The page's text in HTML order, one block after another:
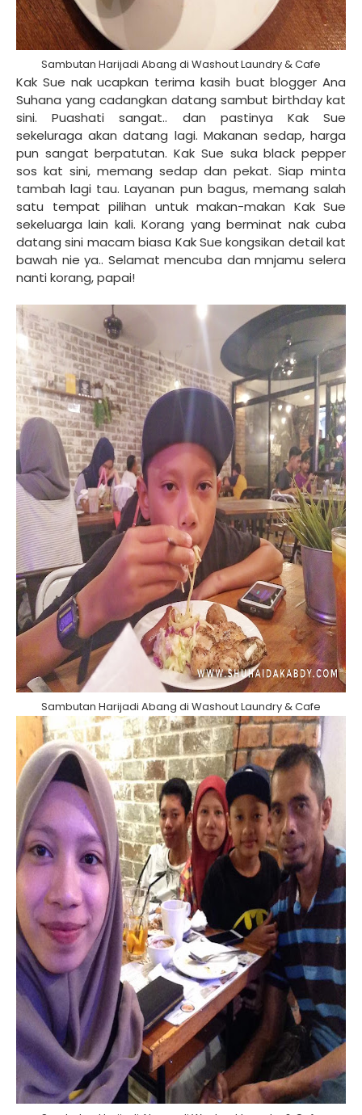
Sambutan Harijadi Abang di Washout Laundry & Cafe
Kak Sue nak ucapkan terima kasih buat blogger Ana
Suhana yang cadangkan datang sambut birthday kat
sini. Puashati sangat.. dan pastinya Kak Sue
sekeluraga akan datang lagi. Makanan sedap, harga
pun sangat berpatutan. Kak Sue suka black pepper
sos kat sini, memang sedap dan pekat. Siap minta
tambah lagi tau. Layanan pun bagus, memang salah
satu tempat pilihan untuk makan-makan Kak Sue
sekeluarga lain kali. Korang yang berminat nak cuba
datang sini macam biasa Kak Sue kongsikan detail kat
bawah nie ya.. Selamat mencuba dan mnjamu selera
nanti korang, papai!
Sambutan Harijadi Abang di Washout Laundry & Cafe